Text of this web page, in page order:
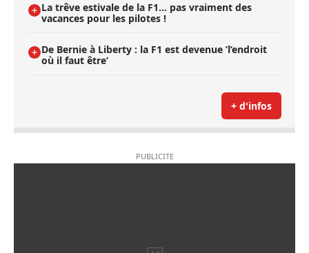
La trêve estivale de la F1... pas vraiment des
vacances pour les pilotes !
De Bernie à Liberty : la F1 est devenue ’l’endroit
où il faut être’
+ d'infos